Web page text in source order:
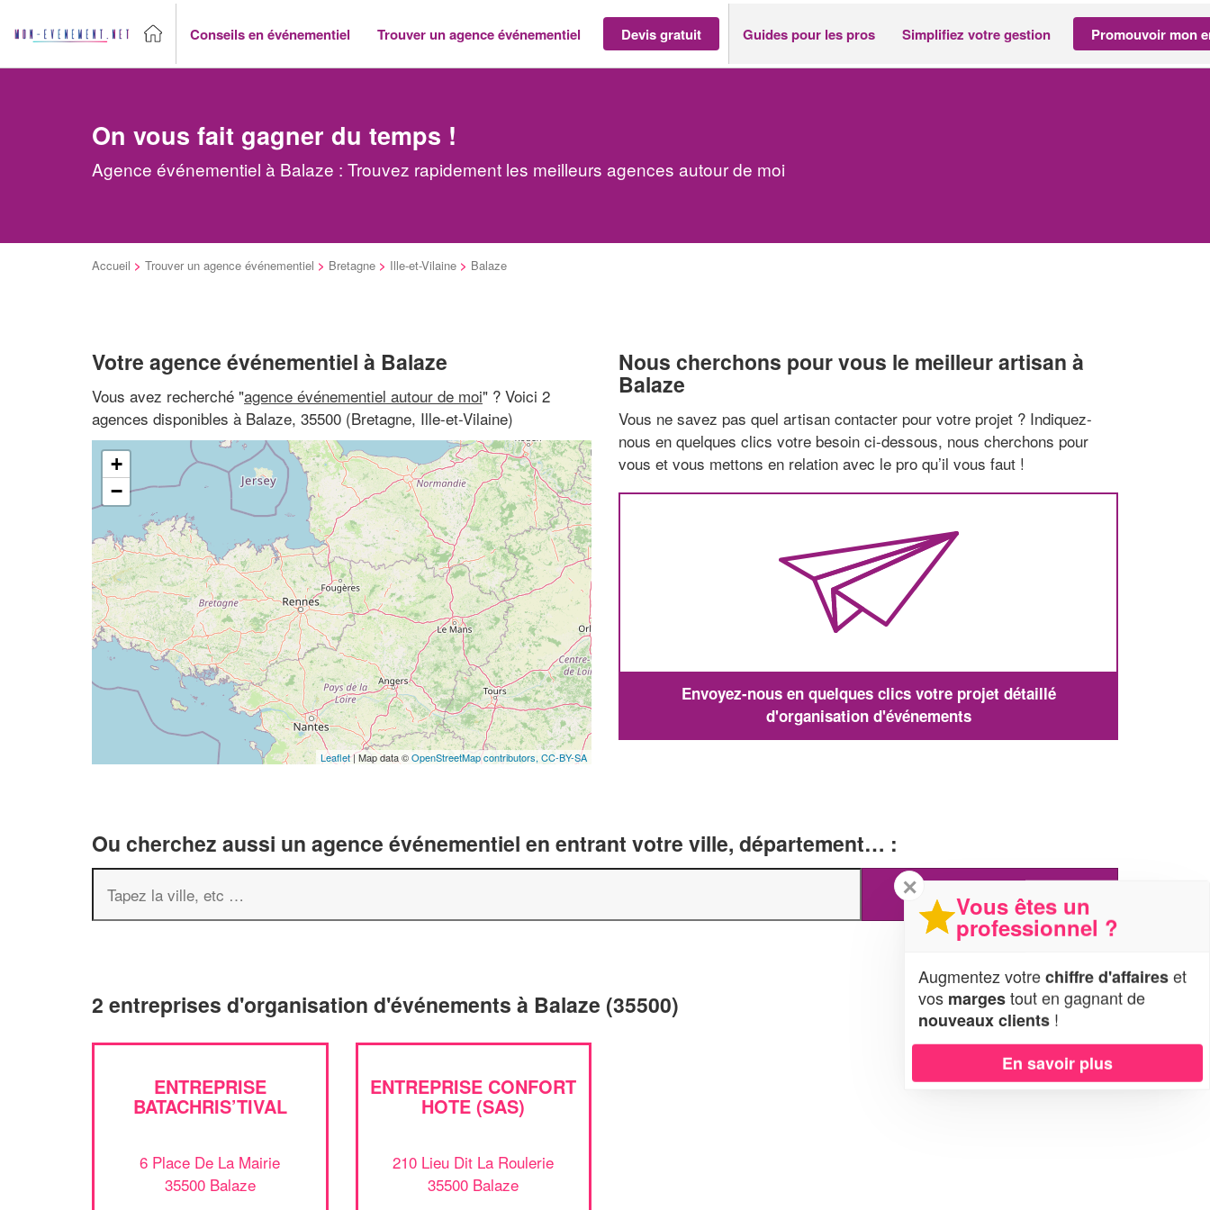
Conseils en événementiel Trouver un agence événementiel Devis gratuit Guides pour les pros Simplifiez votre gestion Promouvoir mon
On vous fait gagner du temps !
Agence événementiel à Balaze : Trouvez rapidement les meilleurs agences autour de moi
Accueil > Trouver un agence événementiel > Bretagne > Ille-et-Vilaine > Balaze
Votre agence événementiel à Balaze
Vous avez recherché "agence événementiel autour de moi" ? Voici 2
agences disponibles à Balaze, 35500 (Bretagne, Ille-et-Vilaine)
+
−
Leaflet| Map data ©OpenStreetMap contributors, CC-BY-SA
Nous cherchons pour vous le meilleur artisan à
Balaze
Vous ne savez pas quel artisan contacter pour votre projet ? Indiquez-
nous en quelques clics votre besoin ci-dessous, nous cherchons pour
vous et vous mettons en relation avec le pro qu’il vous faut !
Envoyez-nous en quelques clics votre projet détaillé
d'organisation d'événements
Ou cherchez aussi un agence événementiel en entrant votre ville, département… :
2 entreprises d'organisation d'événements à Balaze (35500)
ENTREPRISE
BATACHRIS’TIVAL
6 Place De La Mairie
35500 Balaze
ENTREPRISE CONFORT
HOTE (SAS)
210 Lieu Dit La Roulerie
35500 Balaze
✕
Vous êtes un
professionnel ?
Augmentez votrechiffre d'affaireset
vos margestout en gagnant de
nouveaux clients !
En savoir plus